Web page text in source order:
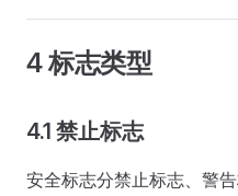
4 标志类型
4.1 禁止标志
安全标志分禁止标志、警